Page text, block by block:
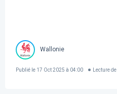
Wallonie
Publié le 17 Oct 2025 à 04:00 Lecture de